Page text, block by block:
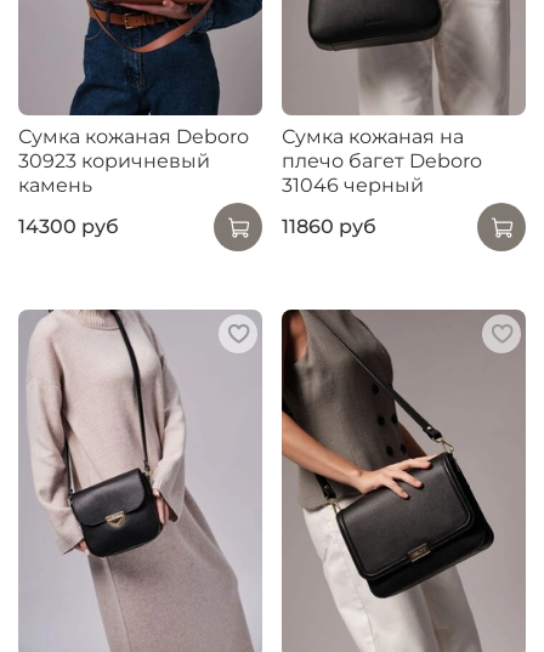
Сумка кожаная Deboro
30923 коричневый
камень
14300 руб
Сумка кожаная на
плечо багет Deboro
31046 черный
11860 руб